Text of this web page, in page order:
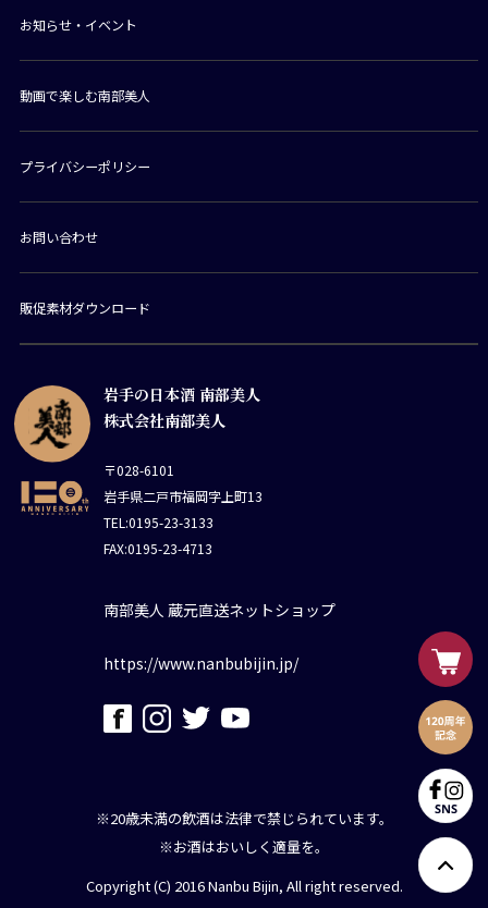
岩手の日本酒 南部美人
株式会社南部美人
〒028-6101
岩手県二戸市福岡字上町13
TEL:0195-23-3133
FAX:0195-23-4713
南部美人 蔵元直送ネットショップ
https://www.nanbubijin.jp/
お知らせ・イベント
動画で楽しむ南部美人
プライバシーポリシー
お問い合わせ
販促素材ダウンロード
※20歳未満の飲酒は法律で禁じられています。
※お酒はおいしく適量を。
Copyright (C) 2016 Nanbu Bijin, All right reserved.